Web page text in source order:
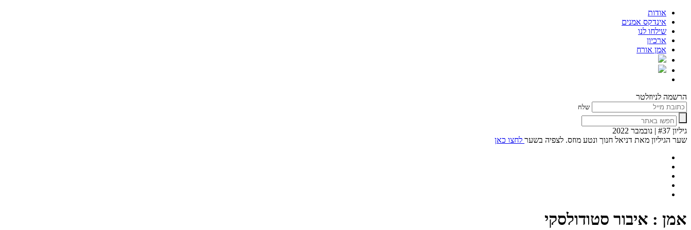
אודות
אינדקס אמנים
שילחו לנו
ארכיון
אמן אורח
הרשמה לניוזלטר
שלח
גיליון #37 | נובמבר 2022
שער הגיליון מאת דניאל חנוך ונטע מוזס. לצפיה בשער לחצו כאן
אמן : איבור סטודולסקי